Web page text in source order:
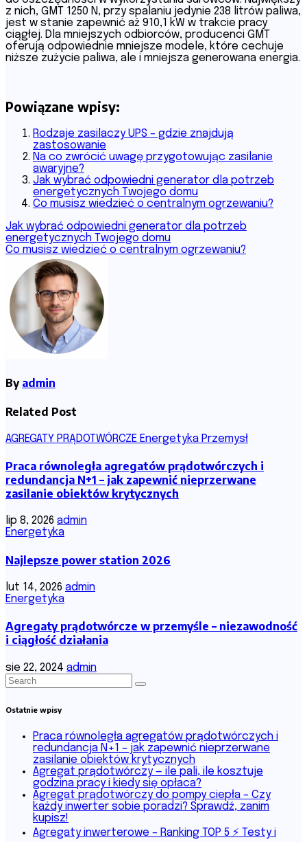
z nich, GMT 1250 N, przy spalaniu jedynie 238 litrów paliwa,
jest w stanie zapewnić aż 910,1 kW w trakcie pracy
ciągłej. Dla mniejszych odbiorców, producenci GMT
oferują odpowiednie mniejsze modele, które cechuje
niższe zużycie paliwa, ale i mniejsza generowana energia.
Powiązane wpisy:
Rodzaje zasilaczy UPS – gdzie znajdują
zastosowanie
Na co zwrócić uwagę przygotowując zasilanie
awaryjne?
Jak wybrać odpowiedni generator dla potrzeb
energetycznych Twojego domu
Co musisz wiedzieć o centralnym ogrzewaniu?
Nawigacja
wpisu
Jak wybrać odpowiedni generator dla potrzeb
energetycznych Twojego domu
Co musisz wiedzieć o centralnym ogrzewaniu?
By admin
Related Post
AGREGATY PRĄDOTWÓRCZE Energetyka Przemysł
Praca równoległa agregatów prądotwórczych i
redundancja N+1 – jak zapewnić nieprzerwane
zasilanie obiektów krytycznych
lip 8, 2026 admin
Energetyka
Najlepsze power station 2026
lut 14, 2026 admin
Energetyka
Agregaty prądotwórcze w przemyśle – niezawodność
i ciągłość działania
sie 22, 2024 admin
Ostatnie wpisy
Praca równoległa agregatów prądotwórczych i
redundancja N+1 – jak zapewnić nieprzerwane
zasilanie obiektów krytycznych
Agregat prądotwórczy — ile pali, ile kosztuje
godzina pracy i kiedy się opłaca?
Agregat prądotwórczy do pompy ciepła – Czy
każdy inwerter sobie poradzi? Sprawdź, zanim
kupisz!
Agregaty inwerterowe – Ranking TOP 5 ⚡ Testy i